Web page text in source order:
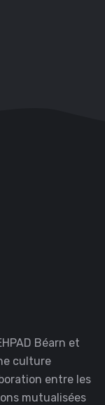
Béarn et
culture
entre les
mutualisées